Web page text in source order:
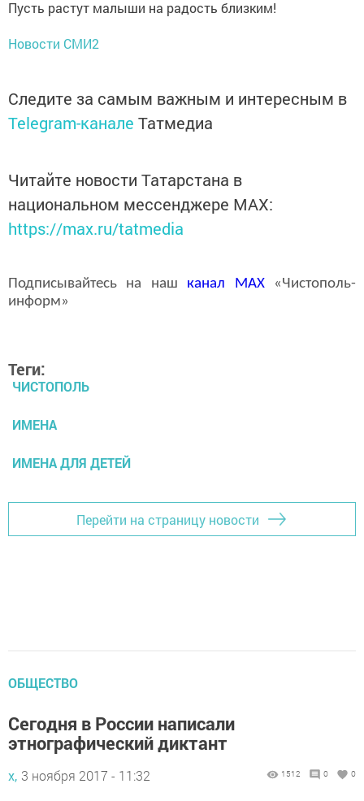
Пусть растут малыши на радость близким!
Новости СМИ2
Следите за самым важным и интересным в
Telegram-канале Татмедиа
Читайте новости Татарстана в
национальном мессенджере MАХ:
https://max.ru/tatmedia
Подписывайтесь на наш канал MAX«Чистополь-
информ»
Теги:
ЧИСТОПОЛЬ
ИМЕНА
ИМЕНА ДЛЯ ДЕТЕЙ
Перейти на страницу новости
ОБЩЕСТВО
Сегодня в России написали
этнографический диктант
х, 3 ноября 2017 - 11:32 1512 0 0